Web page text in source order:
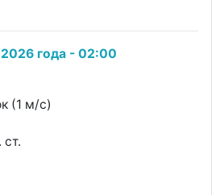
2026 года - 02:00
(1 м/с)